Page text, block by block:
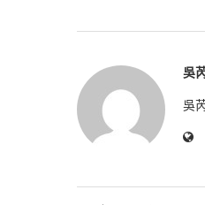
吳
吳